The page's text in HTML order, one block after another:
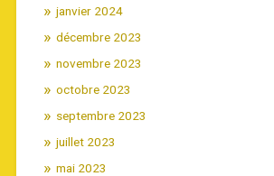
janvier 2024
décembre 2023
novembre 2023
octobre 2023
septembre 2023
juillet 2023
mai 2023